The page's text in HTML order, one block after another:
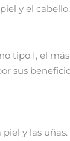
y el cabello.
tipo I, el
sus
y las